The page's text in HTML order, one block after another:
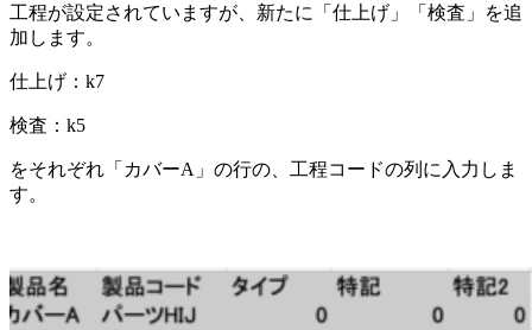
工程が設定されていますが、新たに「仕上げ」「検査」を追
加します。
仕上げ：k7
検査：k5
をそれぞれ「カバーA」の行の、工程コードの列に入力しま
す。